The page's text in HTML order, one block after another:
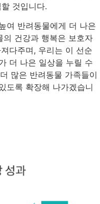
것입니다.
여 반려동물에게 더 나은
의 건강과 행복은 보호자
다주며, 우리는 이 선순
더 나은 일상을 누릴 수
많은 반려동물 가족들이
도록 확장해 나가겠습니